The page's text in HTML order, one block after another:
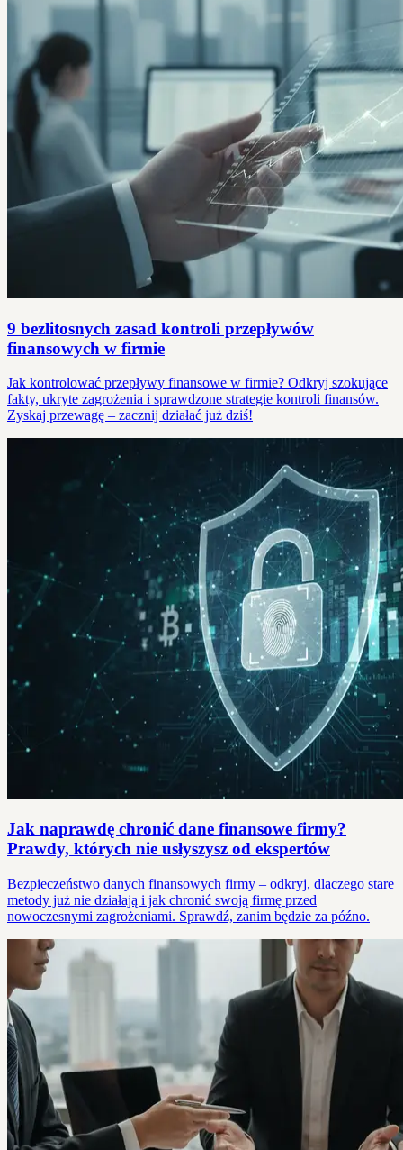
9 bezlitosnych zasad kontroli przepływów
finansowych w firmie
Jak kontrolować przepływy finansowe w firmie? Odkryj szokujące
fakty, ukryte zagrożenia i sprawdzone strategie kontroli finansów.
Zyskaj przewagę – zacznij działać już dziś!
Jak naprawdę chronić dane finansowe firmy?
Prawdy, których nie usłyszysz od ekspertów
Bezpieczeństwo danych finansowych firmy – odkryj, dlaczego stare
metody już nie działają i jak chronić swoją firmę przed
nowoczesnymi zagrożeniami. Sprawdź, zanim będzie za późno.